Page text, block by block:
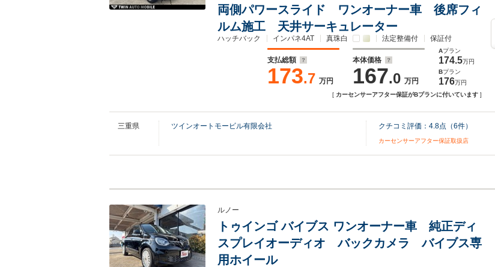
両側パワースライド ワンオーナー車 後席フィ
ルム施工 天井サーキュレーター
ハッチバック インパネ4AT 真珠白 法定整備付 保証付
支払総額
173.7 万円
本体価格
167.0 万円
Aプラン
174.5万円
Bプラン
176万円
[ カーセンサーアフター保証がBプランに付いています ]
三重県 ツインオートモービル有限会社 クチコミ評価： 4.8点（6件）
カーセンサーアフター保証取扱店
ルノー
トゥインゴ バイブス ワンオーナー車 純正ディ
スプレイオーディオ バックカメラ バイブス専
用ホイール